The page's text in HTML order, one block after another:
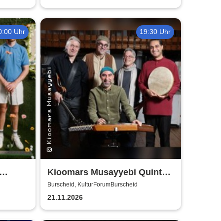
Uhr 19:30 Uhr
Kioomars Musayyebi Quintett
- KulturForumBurscheid
Burscheid, KulturForumBurscheid
21.11.2026